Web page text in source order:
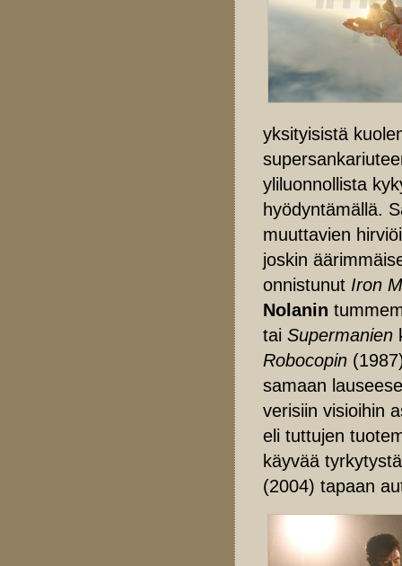
yksityisistä
yliluonnollista
hyödyntämällä.
muuttavien
joskin
onnistunut Iron
Nolanin
tai Supermanien
Robocopin
samaan
verisiin visioihin
eli tuttujen
käyvää
(2004) tapaan